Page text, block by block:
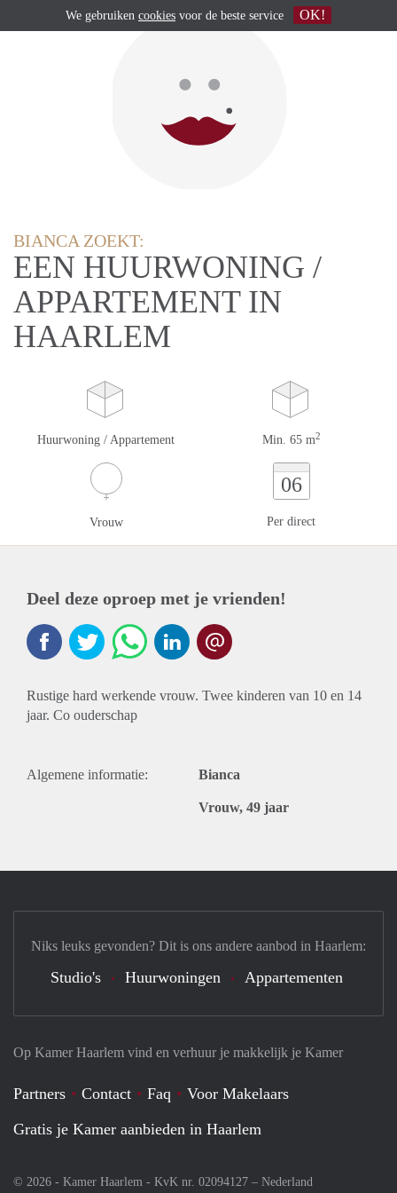
BIANCA ZOEKT:
EEN HUURWONING /
APPARTEMENT IN
HAARLEM
Huurwoning / Appartement Min. 65 m2
Vrouw
06
Per direct
Deel deze oproep met je vrienden!
Rustige hard werkende vrouw. Twee kinderen van 10 en 14
jaar. Co ouderschap
Algemene informatie: Bianca
Vrouw, 49 jaar
Op Kamer Haarlem vind en verhuur je makkelijk je Kamer
Partners Contact Faq
Voor Makelaars
Gratis je Kamer aanbieden in Haarlem
© 2026 - Kamer Haarlem - KvK nr. 02094127 – Nederland
Niks leuks gevonden? Dit is ons andere aanbod in Haarlem:
Studio's Huurwoningen Appartementen
We gebruiken cookies voor de beste service OK!